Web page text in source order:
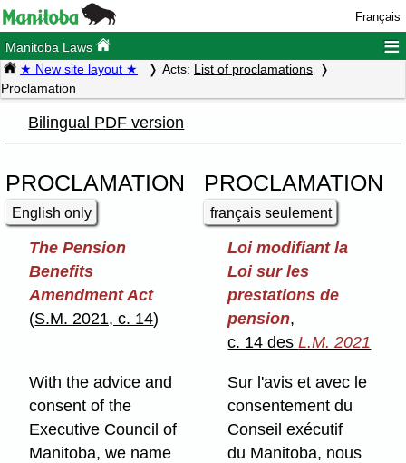
Français
Manitoba Laws ≡
★ New site layout ★ Acts: List of proclamations
Proclamation
Bilingual PDF version
PROCLAMATION
English only
PROCLAMATION
français seulement
The Pension
Benefits
Amendment Act
(S.M. 2021, c. 14)
Loi modifiant la
Loi sur les
prestations de
pension,
c. 14 desL.M. 2021
With the advice and
consent of the
Executive Council of
Manitoba, we name
Sur l'avis et avec le
consentement du
Conseil exécutif
du Manitoba, nous